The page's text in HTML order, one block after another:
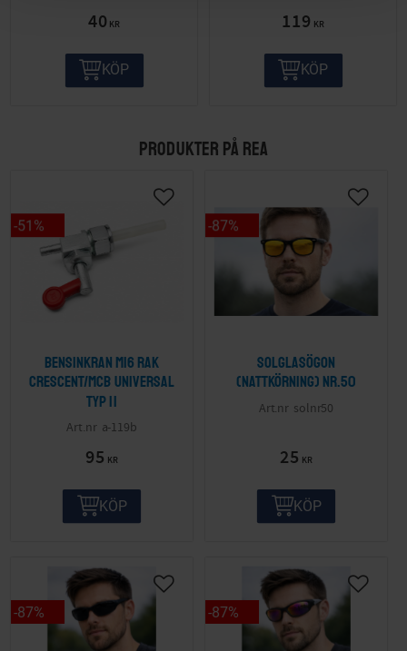
40 KR
KÖP
119 KR
KÖP
PRODUKTER PÅ REA
Bensinkran M16 Rak
Crescent/MCB Universal
Typ II
a-119b
95 KR
51 %
KÖP
Solglasögon
(nattkörning) nr.50
solnr50
25 KR
87%
KÖP
87% 87%